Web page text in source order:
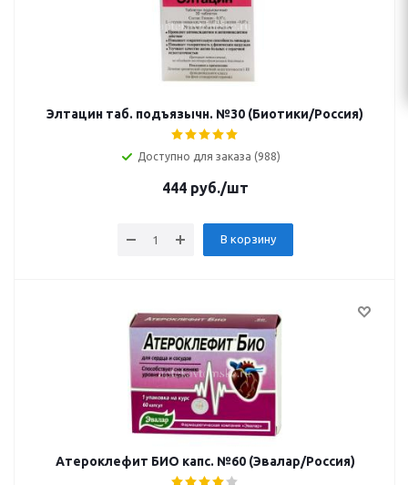
Элтацин таб. подъязычн. №30 (Биотики/Россия)
Доступно для заказа (988)
444руб./шт
В корзину
Атероклефит БИО капс. №60 (Эвалар/Россия)